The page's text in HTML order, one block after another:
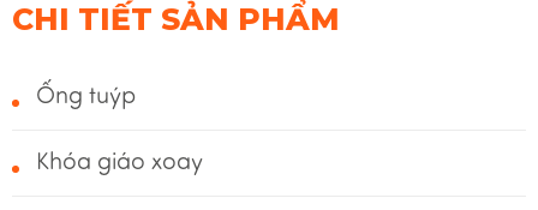
CHI TIẾT SẢN PHẨM
Ống tuýp
Khóa giáo xoay